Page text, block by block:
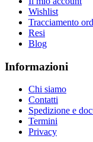
Wishlist
Tracciamento
Resi
Blog
Informazioni
Chi siamo
Contatti
Spedizione e
Termini
Privacy